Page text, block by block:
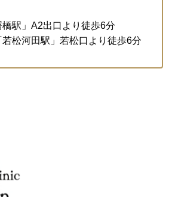
駅」A2出口より徒歩6分
松河田駅」若松口より徒歩6分